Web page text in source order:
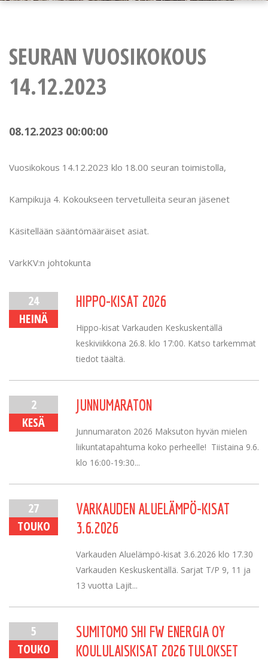
SEURAN VUOSIKOKOUS
14.12.2023
08.12.2023 00:00:00
Vuosikokous 14.12.2023 klo 18.00 seuran toimistolla,
Kampikuja 4. Kokoukseen tervetulleita seuran jäsenet
Käsitellään sääntömääräiset asiat.
VarkKV:n johtokunta
24
HEINÄ
HIPPO-KISAT 2026
Hippo-kisat Varkauden Keskuskentällä
keskiviikkona 26.8. klo 17:00. Katso tarkemmat
tiedot täältä.
2
KESÄ
JUNNUMARATON
Junnumaraton 2026 Maksuton hyvän mielen
liikuntatapahtuma koko perheelle! Tiistaina 9.6.
klo 16:00-19:30...
27
TOUKO
VARKAUDEN ALUELÄMPÖ-KISAT
3.6.2026
Varkauden Aluelämpö-kisat 3.6.2026 klo 17.30
Varkauden Keskuskentällä. Sarjat T/P 9, 11 ja
13 vuotta Lajit...
5
TOUKO
SUMITOMO SHI FW ENERGIA OY
KOULULAISKISAT 2026 TULOKSET